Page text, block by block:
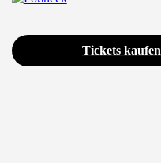
Tickets kaufen